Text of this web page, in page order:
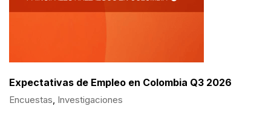
Expectativas de Empleo en Colombia Q3 2026
Encuestas, Investigaciones